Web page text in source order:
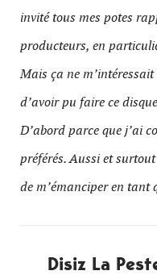
invité tous mes potes
producteurs, en
Mais ça ne
d’avoir pu faire ce
D’abord parce que j’ai
préférés. Aussi et
de m’émanciper en tant
Disiz La